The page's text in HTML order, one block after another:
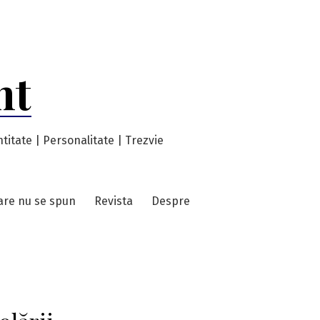
| Personalitate | Trezvie
nu se spun Revista Despre